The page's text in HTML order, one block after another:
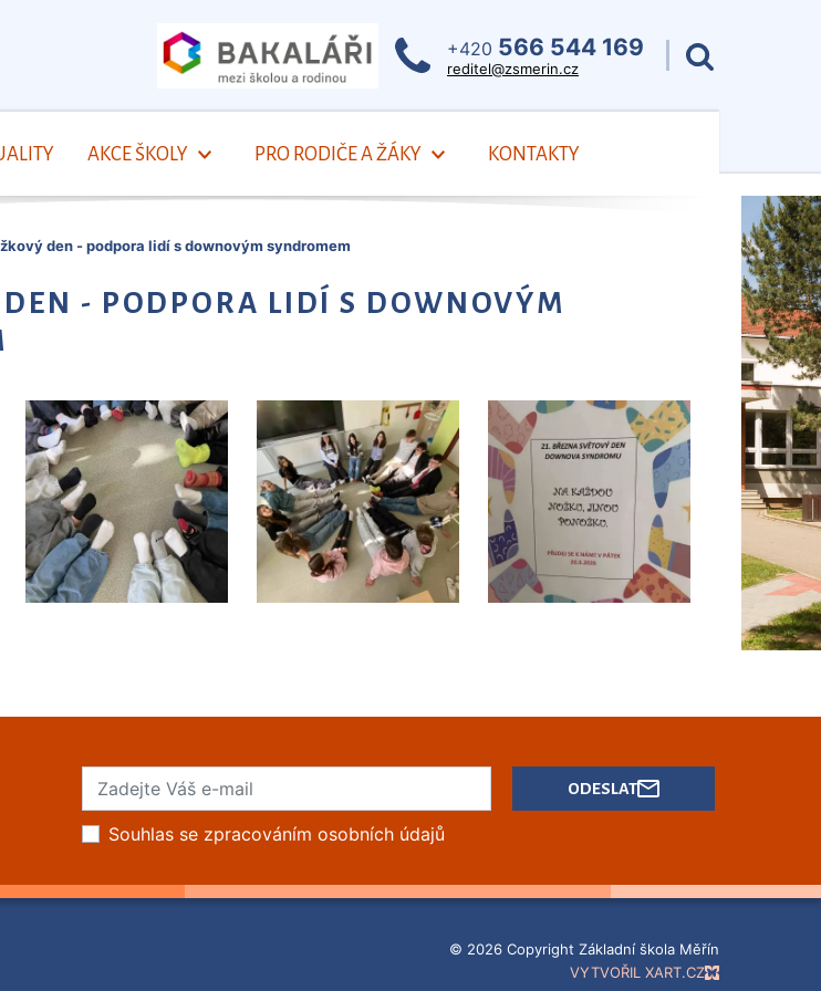
+420 566 544 169
reditel@zsmerin.cz
AKCE ŠKOLY PRO RODIČE A ŽÁKY KONTAKTY
den - podpora lidí s downovým syndromem
- PODPORA LIDÍ S DOWNOVÝM
Souhlas se zpracováním osobních údajů
ODESLAT
© 2026 Copyright Základní škola Měřín
VYTVOŘIL XART.CZ